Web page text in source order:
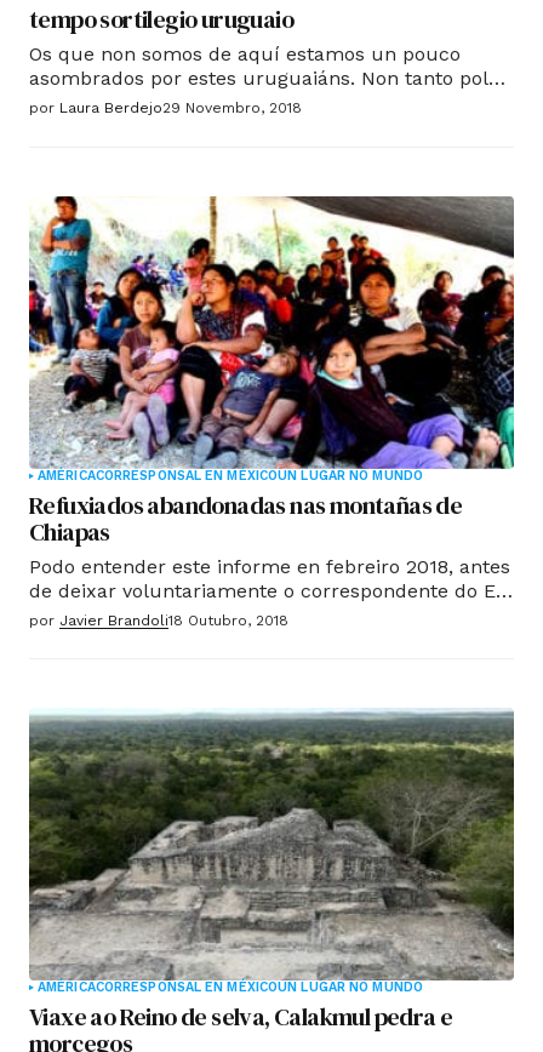
tempo sortilegio uruguaio
Os que non somos de aquí estamos un pouco
asombrados por estes uruguaiáns. Non tanto pola
súa capacidade para correr dun traballo a outro
baleiro que tanto asusta ao mundo occidental.
por Laura Berdejo29 Novembro, 2018
AMÉRICACORRESPONSAL EN MÉXICOUN LUGAR NO MUNDO
Refuxiados abandonadas nas montañas de
Chiapas
Podo entender este informe en febreiro 2018, antes
de deixar voluntariamente o correspondente do El
Mundo en México en abril pasado. O xornal non
vítimas para que o publiquen e, polo tanto,
coñécese un conflito sobre o que apenas hai
información sobre o terreo.
por Javier Brandoli18 Outubro, 2018
AMÉRICACORRESPONSAL EN MÉXICOUN LUGAR NO MUNDO
Viaxe ao Reino de selva, Calakmul pedra e
morcegos